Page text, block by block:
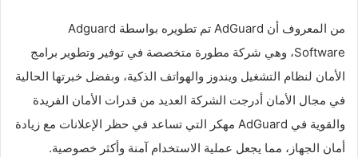
من المعروف أن AdGuard تم تطويره بواسطة Adguard
Software، وهي شركة مطورة متخصصة في توفير وتطوير برامج
الأمان لنظام التشغيل ويندوز والهواتف الذكية، وبفضل خبرتها الحالية
في مجال الأمان أدرجت الشركة العديد من قدرات الأمان الفريدة
والقوية في AdGuard مهكر التي تساعد في حظر الإعلانات مع زيادة
أمان الجهاز، مما يجعل عملية الاستخدام آمنة وأكثر خصوصية.